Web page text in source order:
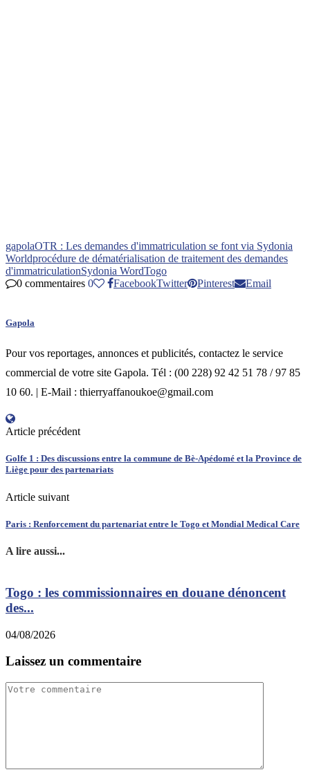
gapolaOTR : Les demandes d'immatriculation se font via Sydonia
Worldprocédure de dématérialisation de traitement des demandes
d'immatriculationSydonia WordTogo
0 commentaires 0 FacebookTwitter Pinterest Email
Gapola
Pour vos reportages, annonces et publicités, contactez le service
commercial de votre site Gapola. Tél : (00 228) 92 42 51 78 / 97 85
10 60. | E-Mail : thierryaffanoukoe@gmail.com
Article précédent
Golfe 1 : Des discussions entre la commune de Bè-Apédomé et la Province de
Liège pour des partenariats
Article suivant
Paris : Renforcement du partenariat entre le Togo et Mondial Medical Care
A lire aussi...
Togo : les commissionnaires en douane dénoncent
des...
04/08/2026
Laissez un commentaire